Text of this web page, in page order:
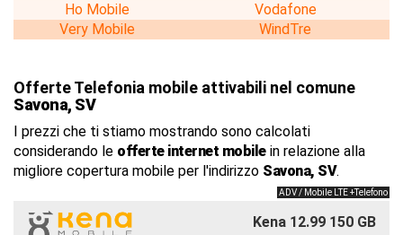
Ho Mobile
Vodafone
Very Mobile
WindTre
Offerte Telefonia mobile attivabili nel comune
Savona, SV
I prezzi che ti stiamo mostrando sono calcolati
considerando le offerte internet mobilein relazione alla
migliore copertura mobile per l'indirizzo Savona, SV.
ADV / Mobile LTE +Telefono
Kena 12.99 150 GB